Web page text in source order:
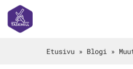
Etusivu » Blogi »